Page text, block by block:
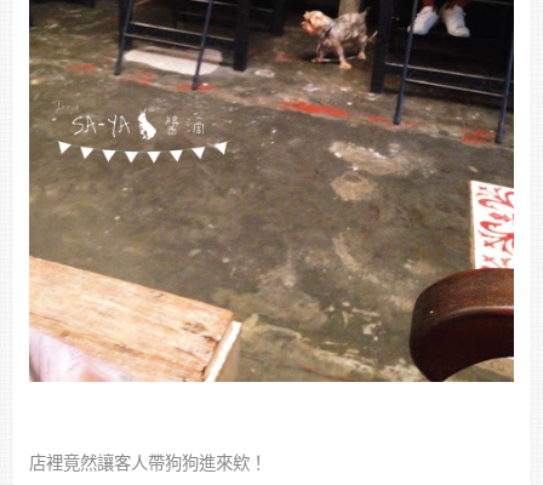
店裡竟然讓客人帶狗狗進來欸！